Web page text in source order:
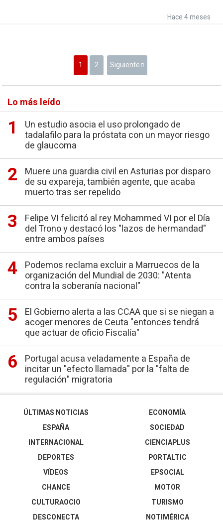
Hace 4 meses
1 2 Siguiente
Lo más leído
Un estudio asocia el uso prolongado de
tadalafilo para la próstata con un mayor riesgo
de glaucoma
Muere una guardia civil en Asturias por disparo
de su expareja, también agente, que acaba
muerto tras ser repelido
Felipe VI felicitó al rey Mohammed VI por el Día
del Trono y destacó los "lazos de hermandad"
entre ambos países
Podemos reclama excluir a Marruecos de la
organización del Mundial de 2030: "Atenta
contra la soberanía nacional"
El Gobierno alerta a las CCAA que si se niegan a
acoger menores de Ceuta "entonces tendrá
que actuar de oficio Fiscalía"
Portugal acusa veladamente a España de
incitar un "efecto llamada" por la "falta de
regulación" migratoria
ÚLTIMAS NOTICIAS
ESPAÑA
INTERNACIONAL
DEPORTES
VÍDEOS
ECONOMÍA
SOCIEDAD
CIENCIAPLUS
PORTALTIC
EPSOCIAL
CHANCE
CULTURAOCIO
DESCONECTA
MOTOR
TURISMO
NOTIMÉRICA